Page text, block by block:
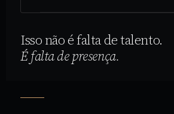
Isso não é falta de talento.
É falta de presença.